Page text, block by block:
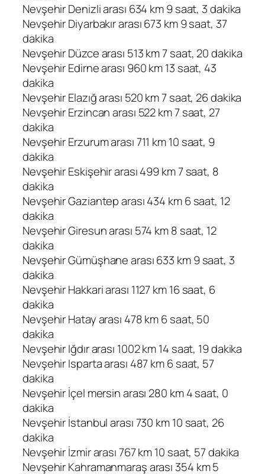
Nevşehir Denizli arası 634 km 9 saat, 3 dakika
Nevşehir Diyarbakır arası 673 km 9 saat, 37
dakika
Nevşehir Düzce arası 513 km 7 saat, 20 dakika
Nevşehir Edirne arası 960 km 13 saat, 43
dakika
Nevşehir Elazığ arası 520 km 7 saat, 26 dakika
Nevşehir Erzincan arası 522 km 7 saat, 27
dakika
Nevşehir Erzurum arası 711 km 10 saat, 9
dakika
Nevşehir Eskişehir arası 499 km 7 saat, 8
dakika
Nevşehir Gaziantep arası 434 km 6 saat, 12
dakika
Nevşehir Giresun arası 574 km 8 saat, 12
dakika
Nevşehir Gümüşhane arası 633 km 9 saat, 3
dakika
Nevşehir Hakkari arası 1127 km 16 saat, 6
dakika
Nevşehir Hatay arası 478 km 6 saat, 50
dakika
Nevşehir Iğdır arası 1002 km 14 saat, 19 dakika
Nevşehir Isparta arası 487 km 6 saat, 57
dakika
Nevşehir İçel mersin arası 280 km 4 saat, 0
dakika
Nevşehir İstanbul arası 730 km 10 saat, 26
dakika
Nevşehir İzmir arası 767 km 10 saat, 57 dakika
Nevşehir Kahramanmaraş arası 354 km 5